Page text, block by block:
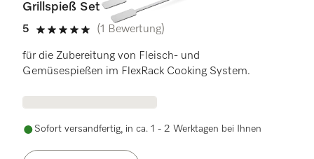
Grillspieß Set
5
5 von 5 Sternen
(1 Bewertung)
für die Zubereitung von Fleisch- und
Gemüsespießen im FlexRack Cooking System.
Sofort versandfertig, in ca. 1 - 2 Werktagen bei Ihnen